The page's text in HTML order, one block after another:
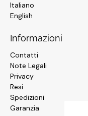
Italiano
English
Informazioni
Contatti
Note Legali
Privacy
Resi
Spedizioni
Garanzia